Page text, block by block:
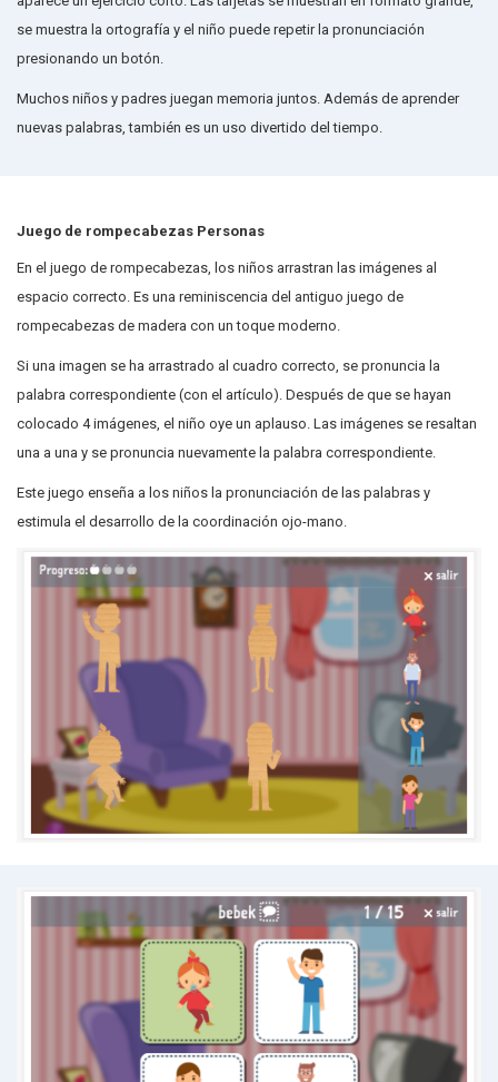
se muestra la ortografía y el niño puede repetir la pronunciación
presionando un botón.
Muchos niños y padres juegan memoria juntos. Además de aprender
nuevas palabras, también es un uso divertido del tiempo.
Juego de rompecabezas Personas
En el juego de rompecabezas, los niños arrastran las imágenes al
espacio correcto. Es una reminiscencia del antiguo juego de
rompecabezas de madera con un toque moderno.
Si una imagen se ha arrastrado al cuadro correcto, se pronuncia la
palabra correspondiente (con el artículo). Después de que se hayan
colocado 4 imágenes, el niño oye un aplauso. Las imágenes se resaltan
una a una y se pronuncia nuevamente la palabra correspondiente.
Este juego enseña a los niños la pronunciación de las palabras y
estimula el desarrollo de la coordinación ojo-mano.